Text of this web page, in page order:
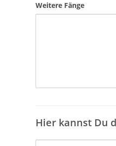
Weitere Fänge
Hier kannst Du